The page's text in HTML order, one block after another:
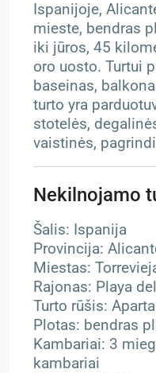
Ispanijoje,
mieste, bendras
iki jūros, 45
oro uosto. Turtui
baseinas,
turto yra
stotelės,
vaistinės,
Nekilnojamo
Šalis: Ispanija
Provincija:
Miestas:
Rajonas: Playa
Turto rūšis:
Plotas: bendras
Kambariai: 3
kambariai